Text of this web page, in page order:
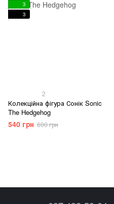
3
3
2
Колекційна фігура Сонік Sonic
The Hedgehog
540 грн 600 грн